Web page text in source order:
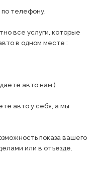
телефону.
все услуги, которые
в одном месте :
авто нам )
авто у себя, а мы
показа вашего
или в отъезде.